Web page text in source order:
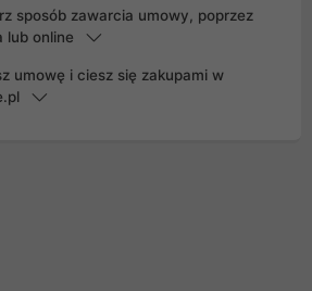
sposób zawarcia umowy, poprzez
lub online
umowę i ciesz się zakupami w